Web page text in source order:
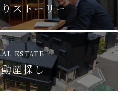
ストーリー
ESTATE
産探し